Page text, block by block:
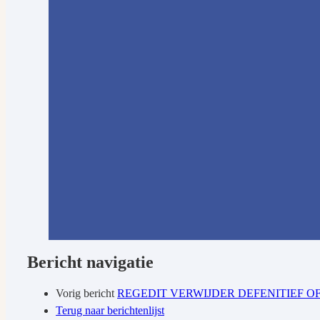
Bericht navigatie
Vorig bericht REGEDIT VERWIJDER DEFENITIEF
Terug naar berichtenlijst